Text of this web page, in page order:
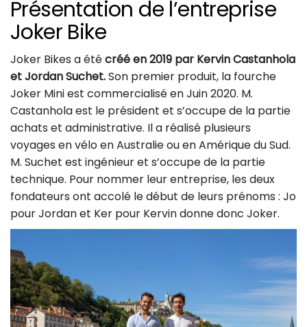
Présentation de l’entreprise
Joker Bike
Joker Bikes a étécréé en 2019 par Kervin Castanhola
et Jordan Suchet.Son premier produit, la fourche
Joker Mini est commercialisé en Juin 2020. M.
Castanhola est le président et s’occupe de la partie
achats et administrative. Il a réalisé plusieurs
voyages en vélo en Australie ou en Amérique du Sud.
M. Suchet est ingénieur et s’occupe de la partie
technique. Pour nommer leur entreprise, les deux
fondateurs ont accolé le début de leurs prénoms : Jo
pour Jordan et Ker pour Kervin donne donc Joker.